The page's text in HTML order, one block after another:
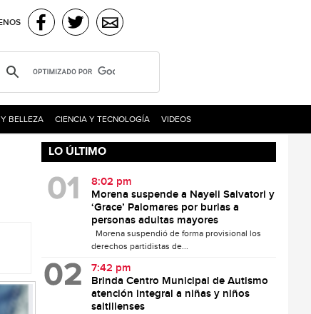
BELLEZA CIENCIA Y TECNOLOGÍA VIDEOS
LO ÚLTIMO
8:02 pm
Morena suspende a Nayeli Salvatori y
‘Grace’ Palomares por burlas a
personas adultas mayores
Morena suspendió de forma provisional los
derechos partidistas de...
7:42 pm
Brinda Centro Municipal de Autismo
atención integral a niñas y niños
saltillenses